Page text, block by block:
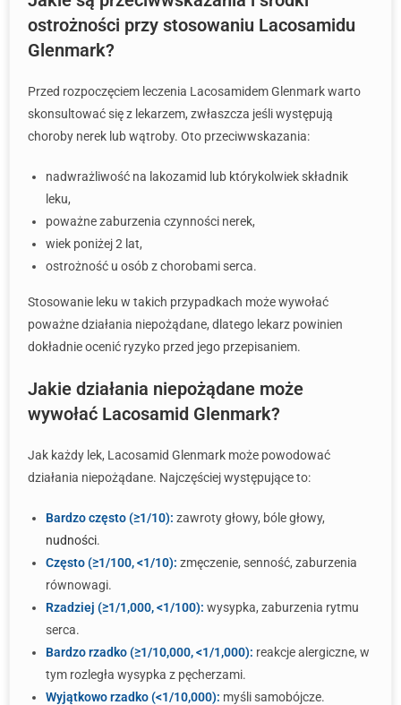
ostrożności przy stosowaniu Lacosamidu
Glenmark?
Przed rozpoczęciem leczenia Lacosamidem Glenmark warto
skonsultować się z lekarzem, zwłaszcza jeśli występują
choroby nerek lub wątroby. Oto przeciwwskazania:
nadwrażliwość na lakozamid lub którykolwiek składnik
leku,
poważne zaburzenia czynności nerek,
wiek poniżej 2 lat,
ostrożność u osób z chorobami serca.
Stosowanie leku w takich przypadkach może wywołać
poważne działania niepożądane, dlatego lekarz powinien
dokładnie ocenić ryzyko przed jego przepisaniem.
Jakie działania niepożądane może
wywołać Lacosamid Glenmark?
Jak każdy lek, Lacosamid Glenmark może powodować
działania niepożądane. Najczęściej występujące to:
Bardzo często (≥1/10): zawroty głowy, bóle głowy,
nudności.
Często (≥1/100, <1/10): zmęczenie, senność, zaburzenia
równowagi.
Rzadziej (≥1/1,000, <1/100): wysypka, zaburzenia rytmu
serca.
Bardzo rzadko (≥1/10,000, <1/1,000): reakcje alergiczne, w
tym rozległa wysypka z pęcherzami.
Wyjątkowo rzadko (<1/10,000): myśli samobójcze.